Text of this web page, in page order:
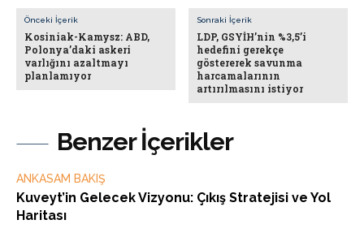
Benzer İçerikler
ANKASAM BAKIŞ
Kuveyt’in Gelecek Vizyonu: Çıkış Stratejisi ve Yol
Haritası
Önceki İçerik
Kosiniak-Kamysz: ABD,
Polonya’daki askeri
varlığını azaltmayı
planlamıyor
Sonraki İçerik
LDP, GSYİH’nin %3,5’i
hedefini gerekçe
göstererek savunma
harcamalarının
artırılmasını istiyor